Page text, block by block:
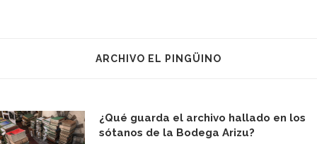
ARCHIVO EL PINGÜINO
¿Qué guarda el archivo hallado en los
sótanos de la Bodega Arizu?